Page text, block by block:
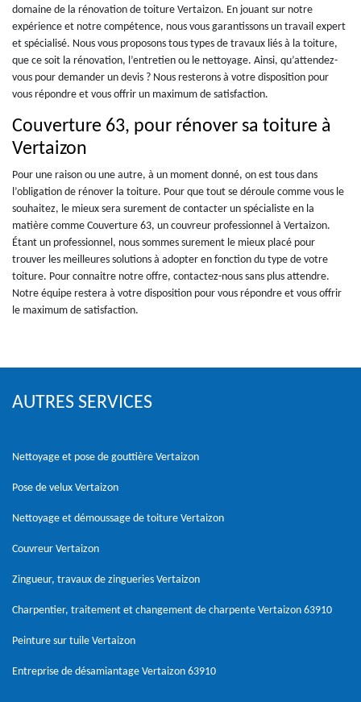
domaine de la rénovation de toiture Vertaizon. En jouant sur notre
expérience et notre compétence, nous vous garantissons un travail expert
et spécialisé. Nous vous proposons tous types de travaux liés à la toiture,
que ce soit la rénovation, l’entretien ou le nettoyage. Ainsi, qu’attendez-
vous pour demander un devis ? Nous resterons à votre disposition pour
vous répondre et vous offrir un maximum de satisfaction.
Couverture 63, pour rénover sa toiture à
Vertaizon
Pour une raison ou une autre, à un moment donné, on est tous dans
l’obligation de rénover la toiture. Pour que tout se déroule comme vous le
souhaitez, le mieux sera surement de contacter un spécialiste en la
matière comme Couverture 63, un couvreur professionnel à Vertaizon.
Étant un professionnel, nous sommes surement le mieux placé pour
trouver les meilleures solutions à adopter en fonction du type de votre
toiture. Pour connaitre notre offre, contactez-nous sans plus attendre.
Notre équipe restera à votre disposition pour vous répondre et vous offrir
le maximum de satisfaction.
AUTRES SERVICES
Nettoyage et pose de gouttière Vertaizon
Pose de velux Vertaizon
Nettoyage et démoussage de toiture Vertaizon
Couvreur Vertaizon
Zingueur, travaux de zingueries Vertaizon
Charpentier, traitement et changement de charpente Vertaizon 63910
Peinture sur tuile Vertaizon
Entreprise de désamiantage Vertaizon 63910